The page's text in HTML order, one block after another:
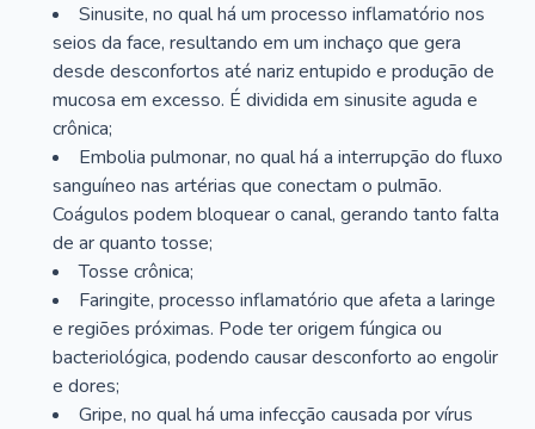
Sinusite, no qual há um processo inflamatório nos
seios da face, resultando em um inchaço que gera
desde desconfortos até nariz entupido e produção de
mucosa em excesso. É dividida em sinusite aguda e
crônica;
Embolia pulmonar, no qual há a interrupção do fluxo
sanguíneo nas artérias que conectam o pulmão.
Coágulos podem bloquear o canal, gerando tanto falta
de ar quanto tosse;
Tosse crônica;
Faringite, processo inflamatório que afeta a laringe
e regiões próximas. Pode ter origem fúngica ou
bacteriológica, podendo causar desconforto ao engolir
e dores;
Gripe, no qual há uma infecção causada por vírus